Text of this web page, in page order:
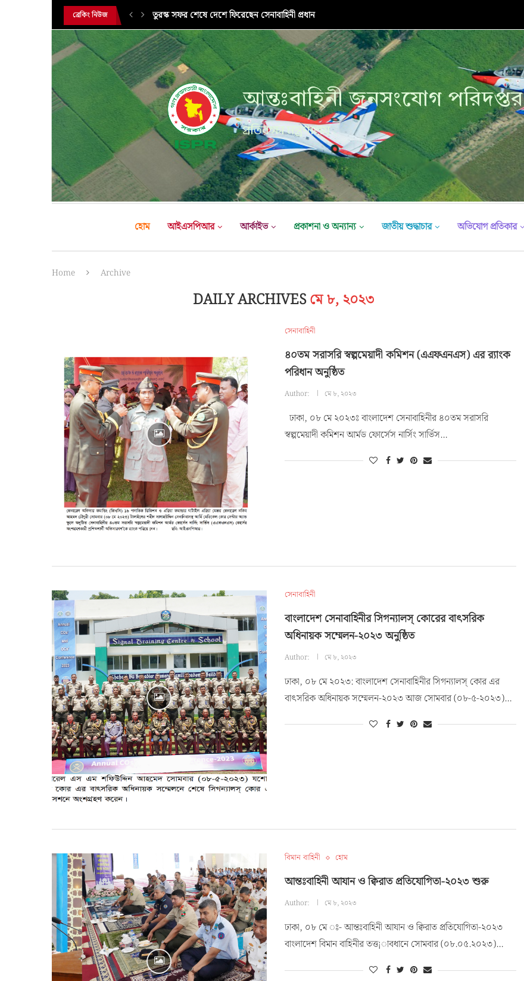
ব্রেকিং নিউজ সরকারি সফরে তুরস্ক গমন করলেন সেনাবাহিনী প্রধান
আন্তঃবাহিনী জনসংযোগ পরিদপ্তর
প্রতিরক্ষা মন্ত্রণালয়
হোম আইএসপিআর আর্কাইভ প্রকাশনা ও অন্যান্য জাতীয় শুদ্ধাচার অভিযোগ প্রতিকার
Home Archive
DAILY ARCHIVESমে ৮, ২০২৩
সেনাবাহিনী
৪০তম সরাসরি স্বল্পমেয়াদী কমিশন (এএফএনএস) এর র‌্যাংক
পরিধান অনুষ্ঠিত
Author: মে ৮, ২০২৩
ঢাকা, ০৮ মে ২০২৩ঃ বাংলাদেশ সেনাবাহিনীর ৪০তম সরাসরি
স্বল্পমেয়াদী কমিশন আর্মড ফোর্সেস নার্সিং সার্ভিস…
সেনাবাহিনী
বাংলাদেশ সেনাবাহিনীর সিগন্যালস্ কোরের বাৎসরিক
অধিনায়ক সম্মেলন-২০২৩ অনুষ্ঠিত
Author: মে ৮, ২০২৩
ঢাকা, ০৮ মে ২০২৩: বাংলাদেশ সেনাবাহিনীর সিগন্যালস্ কোর এর
বাৎসরিক অধিনায়ক সম্মেলন-২০২৩ আজ সোমবার (০৮-৫-২০২৩)…
বিমান বাহিনী হোম
আন্তঃবাহিনী আযান ও ক্বিরাত প্রতিযোগিতা-২০২৩ শুরু
Author: মে ৮, ২০২৩
ঢাকা, ০৮ মে ঃ- আন্তঃবাহিনী আযান ও ক্বিরাত প্রতিযোগিতা-২০২৩
বাংলাদেশ বিমান বাহিনীর তত্ত¡াবধানে সোমবার (০৮.০৫.২০২৩)…